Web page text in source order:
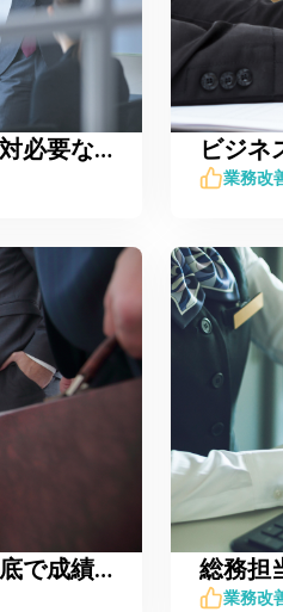
プロジェクトリーダーに絶対必要な3つの資質とは？
業務改
営業社員がタスク管理の徹底で成績アップに繋げられる理由
業務改